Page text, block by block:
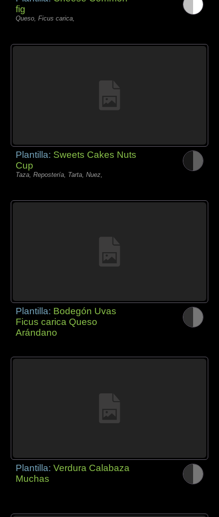
fig
Queso, Ficus carica,
Plantilla: Sweets Cakes Nuts
Cup
Taza, Repostería, Tarta, Nuez,
Plantilla: Bodegón Uvas
Ficus carica Queso
Arándano
Plantilla:Verdura Calabaza
Muchas